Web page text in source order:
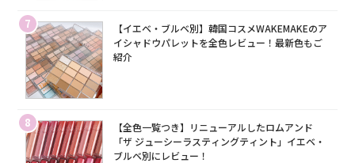
7
【イエベ・ブルベ別】韓国コスメWAKEMAKEのア
イシャドウパレットを全色レビュー！最新色もご
紹介
8
【全色一覧つき】リニューアルしたロムアンド
「ザ ジューシーラスティングティント」イエベ・
ブルベ別にレビュー！